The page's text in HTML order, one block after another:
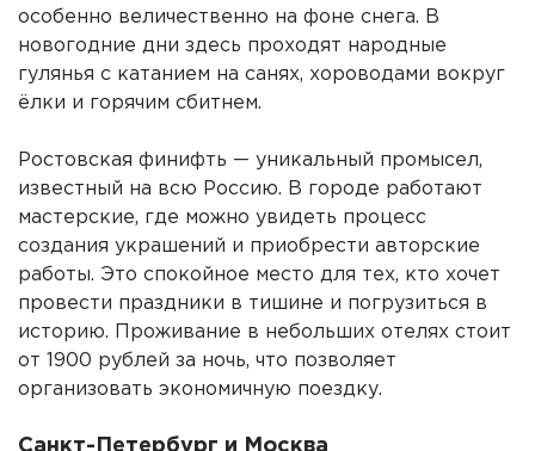
особенно величественно на фоне снега. В
новогодние дни здесь проходят народные
гулянья с катанием на санях, хороводами вокруг
ёлки и горячим сбитнем.
Ростовская финифть — уникальный промысел,
известный на всю Россию. В городе работают
мастерские, где можно увидеть процесс
создания украшений и приобрести авторские
работы. Это спокойное место для тех, кто хочет
провести праздники в тишине и погрузиться в
историю. Проживание в небольших отелях стоит
от 1900 рублей за ночь, что позволяет
организовать экономичную поездку.
Санкт-Петербург и Москва